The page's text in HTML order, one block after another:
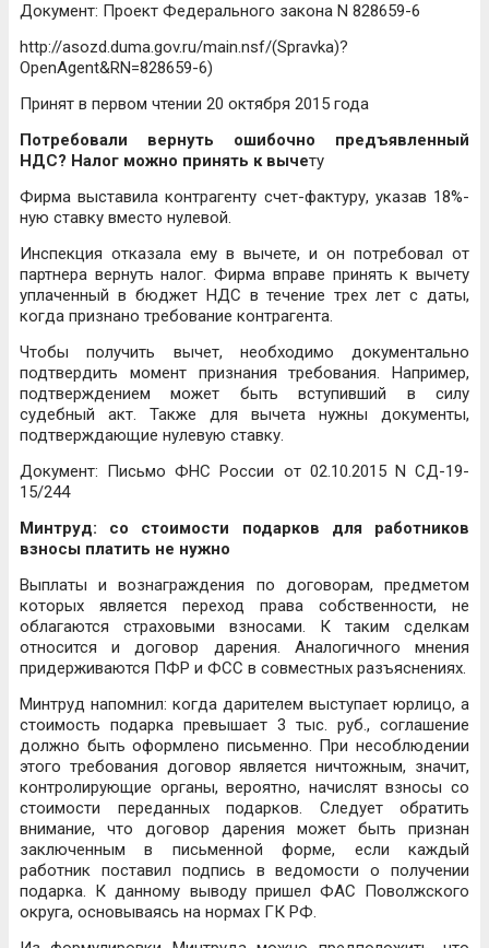
Документ: Проект Федерального закона N 828659-6
http://asozd.duma.gov.ru/main.nsf/(Spravka)?
OpenAgent&RN=828659-6)
Принят в первом чтении 20 октября 2015 года
Потребовали вернуть ошибочно предъявленный
НДС? Налог можно принять к вычету
Фирма выставила контрагенту счет-фактуру, указав 18%-
ную ставку вместо нулевой.
Инспекция отказала ему в вычете, и он потребовал от
партнера вернуть налог. Фирма вправе принять к вычету
уплаченный в бюджет НДС в течение трех лет с даты,
когда признано требование контрагента.
Чтобы получить вычет, необходимо документально
подтвердить момент признания требования. Например,
подтверждением может быть вступивший в силу
судебный акт. Также для вычета нужны документы,
подтверждающие нулевую ставку.
Документ: Письмо ФНС России от 02.10.2015 N СД-19-
15/244
Минтруд: со стоимости подарков для работников
взносы платить не нужно
Выплаты и вознаграждения по договорам, предметом
которых является переход права собственности, не
облагаются страховыми взносами. К таким сделкам
относится и договор дарения. Аналогичного мнения
придерживаются ПФР и ФСС в совместных разъяснениях.
Минтруд напомнил: когда дарителем выступает юрлицо, а
стоимость подарка превышает 3 тыс. руб., соглашение
должно быть оформлено письменно. При несоблюдении
этого требования договор является ничтожным, значит,
контролирующие органы, вероятно, начислят взносы со
стоимости переданных подарков. Следует обратить
внимание, что договор дарения может быть признан
заключенным в письменной форме, если каждый
работник поставил подпись в ведомости о получении
подарка. К данному выводу пришел ФАС Поволжского
округа, основываясь на нормах ГК РФ.